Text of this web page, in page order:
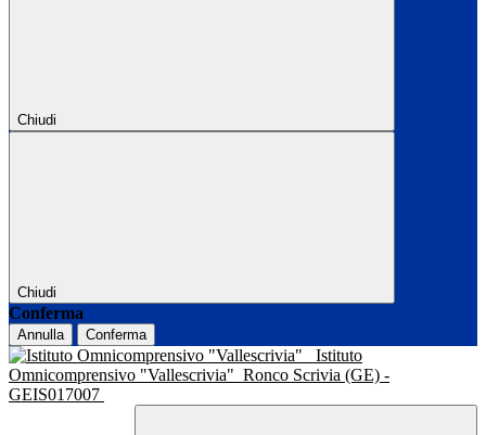
Chiudi
Chiudi
Conferma
Annulla Conferma
Istituto
Omnicomprensivo "Vallescrivia" Ronco Scrivia (GE) -
GEIS017007